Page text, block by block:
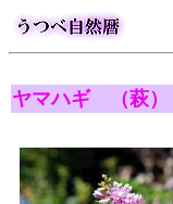
ヤマハ